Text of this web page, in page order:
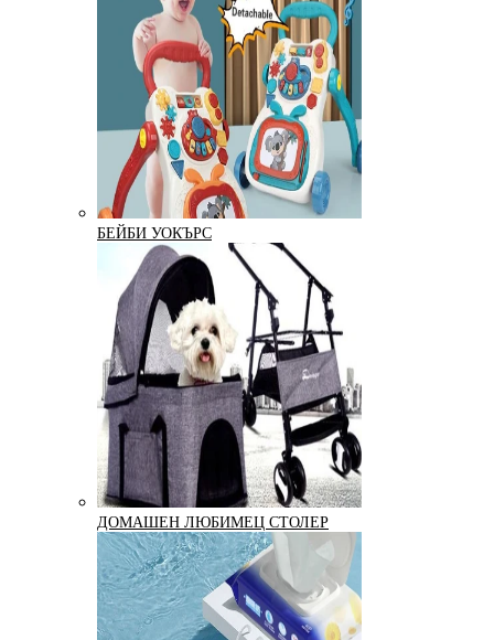
БЕЙБИ УОКЪРС
ДОМАШЕН ЛЮБИМЕЦ СТОЛЕР